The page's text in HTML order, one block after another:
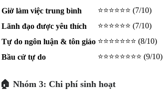
Giờ làm việc trung bình
⭐⭐⭐⭐⭐⭐ (7/10)
Lãnh đạo được yêu thích
⭐⭐⭐⭐⭐⭐ (7/10)
Tự do ngôn luận & tôn giáo ⭐⭐⭐⭐⭐⭐⭐ (8/10)
Bầu cử tự do
⭐⭐⭐⭐⭐⭐⭐⭐ (9/10)
🏠 Nhóm 3: Chi phí sinh hoạt